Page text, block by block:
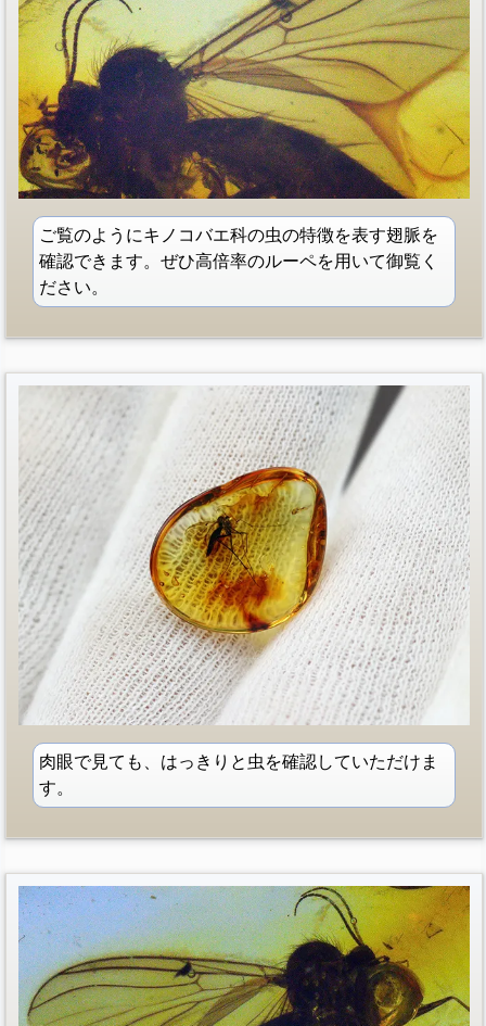
ご覧のようにキノコバエ科の虫の特徴を表す翅脈を
確認できます。ぜひ高倍率のルーペを用いて御覧く
ださい。
肉眼で見ても、はっきりと虫を確認していただけま
す。